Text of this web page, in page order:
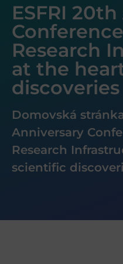
ESFRI
Research
at the
discoveries
Domovská
Anniversary
Research
scientific